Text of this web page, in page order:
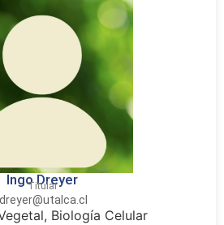
Ingo Dreyer
Titular
Biología Celular